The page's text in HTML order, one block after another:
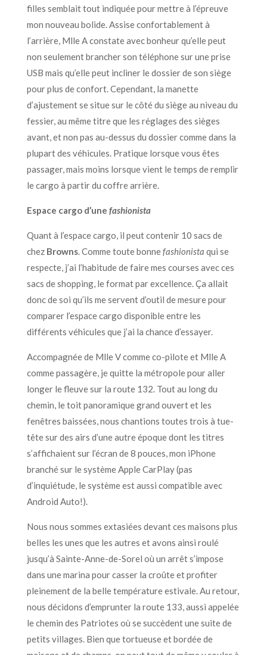
filles semblait tout indiquée pour mettre à l’épreuve
mon nouveau bolide. Assise confortablement à
l’arrière, Mlle A constate avec bonheur qu’elle peut
non seulement brancher son téléphone sur une prise
USB mais qu’elle peut incliner le dossier de son siège
pour plus de confort. Cependant, la manette
d’ajustement se situe sur le côté du siège au niveau du
fessier, au même titre que les réglages des sièges
avant, et non pas au-dessus du dossier comme dans la
plupart des véhicules. Pratique lorsque vous êtes
passager, mais moins lorsque vient le temps de remplir
le cargo à partir du coffre arrière.
Espace cargo d’une fashionista
Quant à l’espace cargo, il peut contenir 10 sacs de
chez Browns. Comme toute bonnefashionista qui se
respecte, j’ai l’habitude de faire mes courses avec ces
sacs de shopping, le format par excellence. Ça allait
donc de soi qu’ils me servent d’outil de mesure pour
comparer l’espace cargo disponible entre les
différents véhicules que j’ai la chance d’essayer.
Accompagnée de Mlle V comme co-pilote et Mlle A
comme passagère, je quitte la métropole pour aller
longer le fleuve sur la route 132. Tout au long du
chemin, le toit panoramique grand ouvert et les
fenêtres baissées, nous chantions toutes trois à tue-
tête sur des airs d’une autre époque dont les titres
s’affichaient sur l’écran de 8 pouces, mon iPhone
branché sur le système Apple CarPlay (pas
d’inquiétude, le système est aussi compatible avec
Android Auto!).
Nous nous sommes extasiées devant ces maisons plus
belles les unes que les autres et avons ainsi roulé
jusqu’à Sainte-Anne-de-Sorel où un arrêt s’impose
dans une marina pour casser la croûte et profiter
pleinement de la belle température estivale. Au retour,
nous décidons d’emprunter la route 133, aussi appelée
le chemin des Patriotes où se succèdent une suite de
petits villages. Bien que tortueuse et bordée de